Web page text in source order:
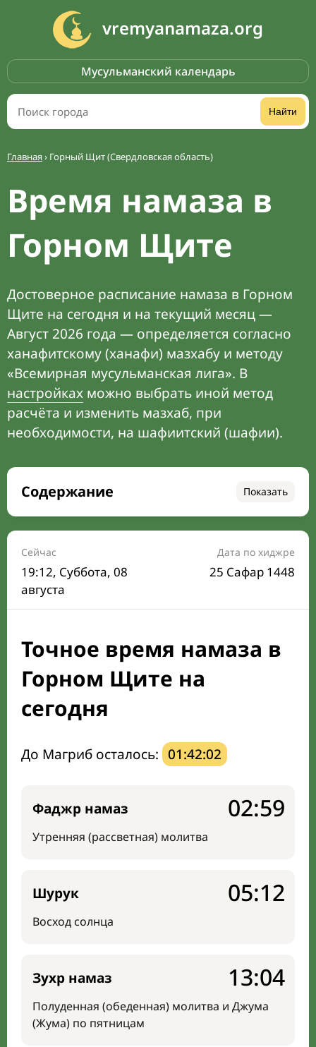
vremyanamaza.org
Мусульманский календарь
Найти
Главная› Горный Щит (Свердловская область)
Время намаза в
Горном Щите
Достоверное расписание намаза в Горном
Щите на сегодня и на текущий месяц —
Август 2026 года — определяется согласно
ханафитскому (ханафи) мазхабу и методу
«Всемирная мусульманская лига». В
настройках можно выбрать иной метод
расчёта и изменить мазхаб, при
необходимости, на шафиитский (шафии).
Содержание Показать
Время намаза на сегодня
Расписание на месяц
Время Сухура и Ифтара на сегодня
Календарь рамадана
Направление киблы
Сейчас
19:12, Суббота, 08
августа
Дата по хиджре
25 Сафар 1448
Точное время намаза в
Горном Щите на
сегодня
До Магриб осталось: 01:42:01
Фаджр намаз
Утренняя (рассветная) молитва
02:59
Шурук
Восход солнца
05:12
Зухр намаз
Полуденная (обеденная) молитва и Джума
(Жума) по пятницам
13:04